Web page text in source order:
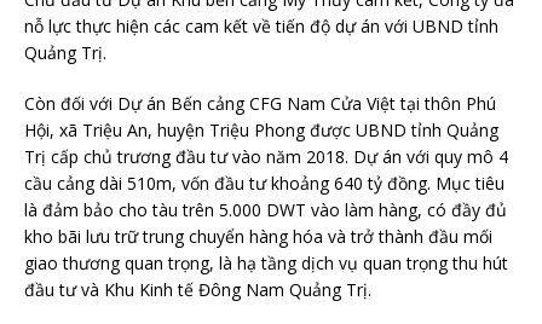
nỗ lực thực hiện các cam kết về tiến độ dự án với UBND tỉnh
Quảng Trị.
Còn đối với Dự án Bến cảng CFG Nam Cửa Việt tại thôn Phú
Hội, xã Triệu An, huyện Triệu Phongđược UBND tỉnh Quảng
Trị cấp chủ trương đầu tư vào năm 2018. Dự án với quy mô 4
cầu cảng dài 510m, vốn đầu tư khoảng 640 tỷ đồng. Mục tiêu
là đảm bảo cho tàu trên 5.000 DWT vào làm hàng, có đầy đủ
kho bãi lưu trữ trung chuyển hàng hóa và trở thành đầu mối
giao thương quan trọng, là hạ tầng dịch vụ quan trọng thu hút
đầu tư và Khu Kinh tế Đông Nam Quảng Trị.